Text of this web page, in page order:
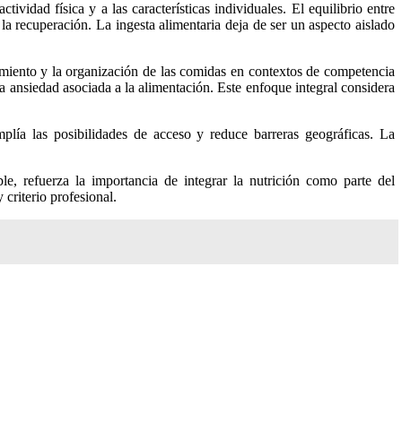
física y a las características individuales. El equilibrio entre
recuperación. La ingesta alimentaria deja de ser un aspecto aislado
y la organización de las comidas en contextos de competencia
asociada a la alimentación. Este enfoque integral considera
las posibilidades de acceso y reduce barreras geográficas. La
refuerza la importancia de integrar la nutrición como parte del
criterio profesional.